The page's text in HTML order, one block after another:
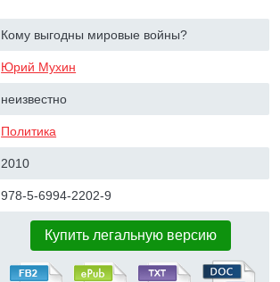
Кому выгодны мировые войны?
Юрий Мухин
неизвестно
Политика
2010
978-5-6994-2202-9
Купить легальную версию